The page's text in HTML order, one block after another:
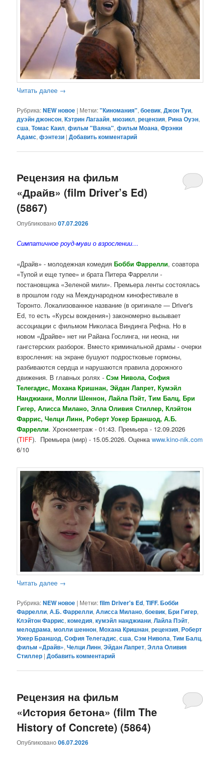
Читать далее →
Рубрика:NEW новое | Метки:"Киномания",боевик,Джон Туи,
дуэйн джонсон,Кэтрин Лагаайя,мюзикл,рецензия,Рина Оуэн,
сша,Томас Каил,фильм "Ваяна",фильм Моана,Фрэнки
Адамс,фэнтези |Добавить комментарий
Рецензия на фильм
«Драйв» (film Driver’s Ed)
(5867)
Опубликовано07.07.2026
Симпатичное роуд-муви о взрослении…
«Драйв» - молодежная комедияБобби Фаррелли, соавтора
«Тупой и еще тупее» и брата Питера Фаррелли -
постановщика «Зеленой мили». Премьера ленты состоялась
в прошлом году на Международном кинофестивале в
Торонто. Локализованное название (в оригинале — Driver's
Ed, то есть «Курсы вождения») закономерно вызывает
ассоциации с фильмом Николаса Виндинга Рефна. Но в
новом «Драйве» нет ни Райана Гослинга, ни неона, ни
гангстерских разборок. Вместо криминальной драмы - очерки
взросления: на экране бушуют подростковые гормоны,
разбиваются сердца и нарушаются правила дорожного
движения. В главных ролях -Сэм Нивола, София
Телегадис, Мохана Кришнан, Эйдан Лапрет, Кумэйл
Нанджиани, Молли Шеннон, Лайла Пэйт, Тим Балц, Бри
Гигер, Алисса Милано, Элла Оливия Стиллер, Клэйтон
Фаррис, Челци Линн, Роберт Уокер Браншод, А.Б.
Фаррелли. Хронометраж - 01:43. Премьера - 12.09.2026
(TIFF). Премьера (мир) - 15.05.2026. Оценкаwww.kino-nik.com
6/10
Читать далее →
Рубрика:NEW новое | Метки:film Driver's Ed,TIFF. Бобби
Фаррелли,А.Б. Фаррелли,Алисса Милано,боевик,Бри Гигер,
Клэйтон Фаррис,комедия,кумэйл нанджиани,Лайла Пэйт,
мелодрама,молли шеннон,Мохана Кришнан,рецензия,Роберт
Уокер Браншод,София Телегадис,сша,Сэм Нивола,Тим Балц,
фильм «Драйв»,Челци Линн,Эйдан Лапрет,Элла Оливия
Стиллер |Добавить комментарий
Рецензия на фильм
«История бетона» (film The
History of Concrete) (5864)
Опубликовано06.07.2026